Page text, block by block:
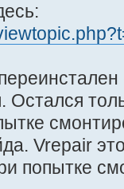
Vrepair
попытке